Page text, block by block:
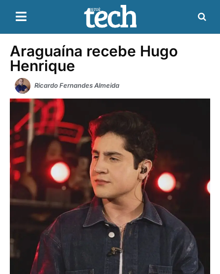
Araguaína recebe Hugo
Henrique
Ricardo Fernandes Almeida